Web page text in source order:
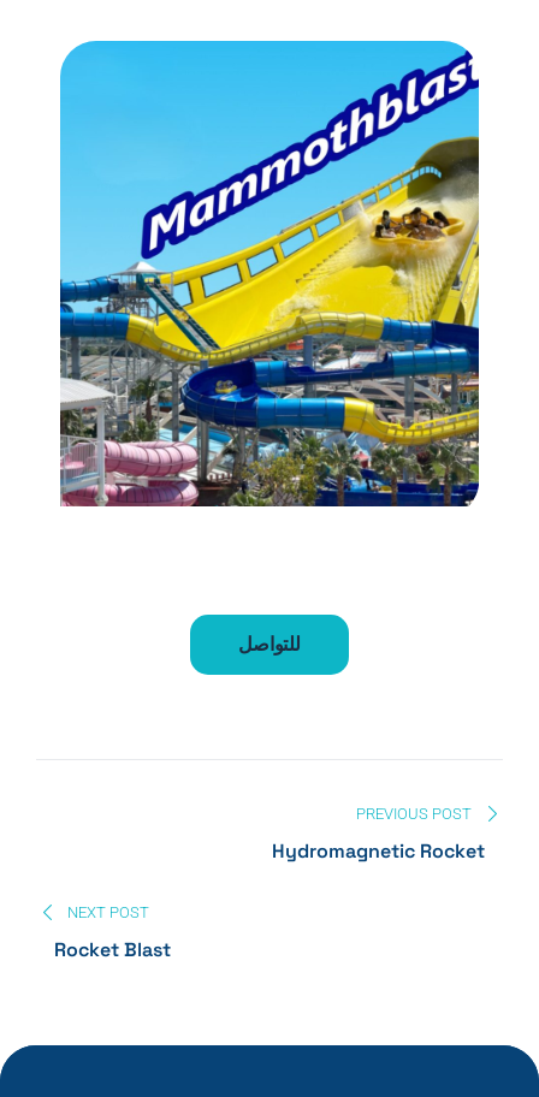
Hydromagnetic Rocket
للتواصل
PREVIOUS POST
Hydromagnetic Rocket
NEXT POST
Rocket Blast